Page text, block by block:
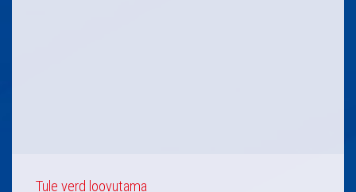
Tule verd loovutama